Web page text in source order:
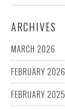
ARCHIVES
MARCH 2026
FEBRUARY 2026
FEBRUARY 2025